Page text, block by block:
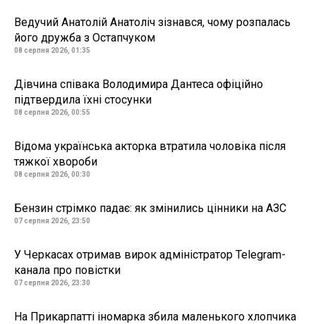
Ведучий Анатолій Анатоліч зізнався, чому розпалась
його дружба з Остапчуком
08 серпня 2026, 01:35
Дівчина співака Володимира Дантеса офіційно
підтвердила їхні стосунки
08 серпня 2026, 00:55
Відома українська акторка втратила чоловіка після
тяжкої хвороби
08 серпня 2026, 00:30
Бензин стрімко падає: як змінились цінники на АЗС
07 серпня 2026, 23:50
У Черкасах отримав вирок адміністратор Telegram-
канала про повістки
07 серпня 2026, 23:30
На Прикарпатті іномарка збила маленького хлопчика